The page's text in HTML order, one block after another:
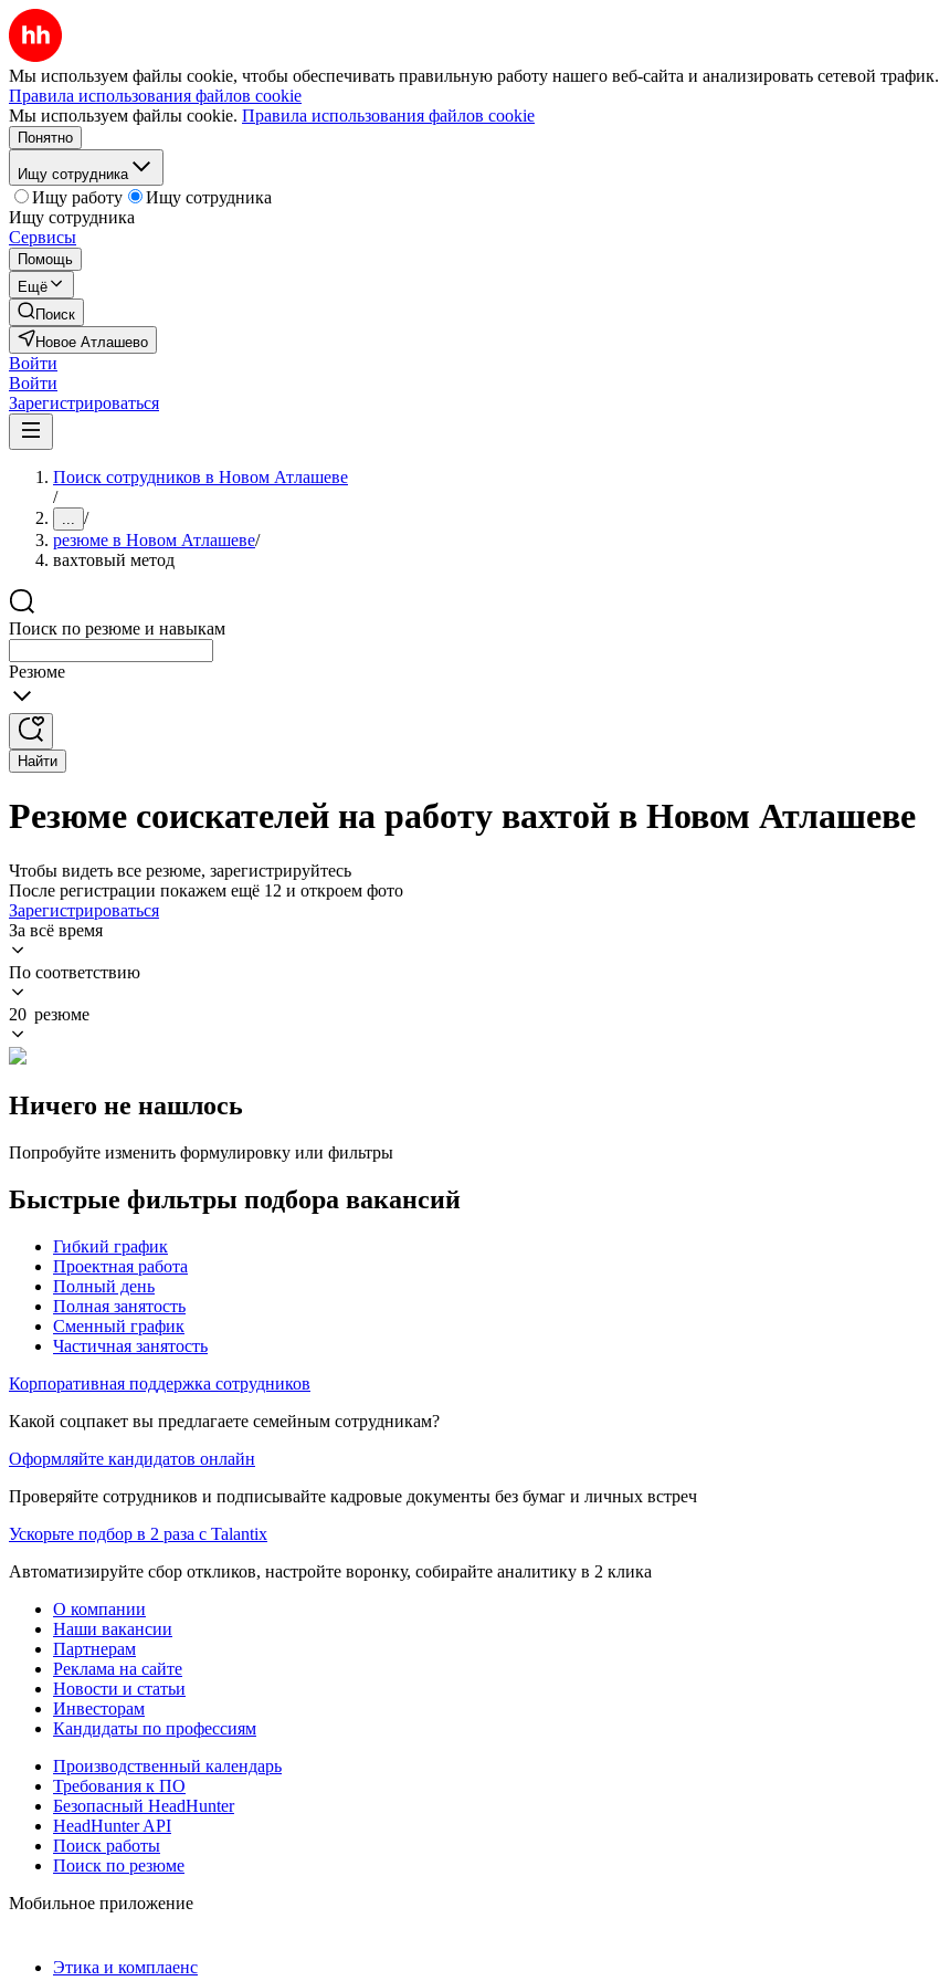
Мы используем файлы cookie, чтобы обеспечивать правильную работу нашего веб-сайта и анализировать сетевой трафик.
Правила использования файлов cookie
Мы используем файлы cookie. Правила использования файлов cookie
Понятно
Ищу сотрудника
Ищу работу
Ищу сотрудника
Ищу сотрудника
Сервисы
Помощь
Ещё
Поиск
Новое Атлашево
Войти
Войти
Зарегистрироваться
Поиск сотрудников в Новом Атлашеве
/
... /
резюме в Новом Атлашеве/
вахтовый метод
Поиск по резюме и навыкам
Резюме
Найти
Резюме соискателей на работу вахтой в Новом Атлашеве
Чтобы видеть все резюме, зарегистрируйтесь
После регистрации покажем ещё 12 и откроем фото
Зарегистрироваться
За всё время
По соответствию
20 резюме
Ничего не нашлось
Попробуйте изменить формулировку или фильтры
Быстрые фильтры подбора вакансий
Гибкий график
Проектная работа
Полный день
Полная занятость
Сменный график
Частичная занятость
Корпоративная поддержка сотрудников
Какой соцпакет вы предлагаете семейным сотрудникам?
Оформляйте кандидатов онлайн
Проверяйте сотрудников и подписывайте кадровые документы без бумаг и личных встреч
Ускорьте подбор в 2 раза с Talantix
Автоматизируйте сбор откликов, настройте воронку, собирайте аналитику в 2 клика
О компании
Наши вакансии
Партнерам
Реклама на сайте
Новости и статьи
Инвесторам
Кандидаты по профессиям
Производственный календарь
Требования к ПО
Безопасный HeadHunter
HeadHunter API
Поиск работы
Поиск по резюме
Мобильное приложение
Этика и комплаенс